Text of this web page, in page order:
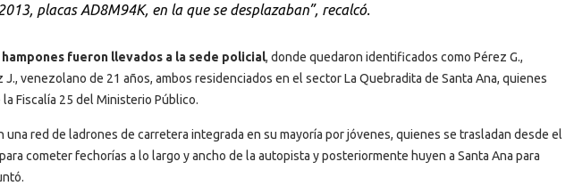
placas AD8M94K, en la que se desplazaban”, recalcó.
hampones fueron llevados a la sede policial, donde quedaron identificados como Pérez G.,
venezolano de 21 años, ambos residenciados en el sector La Quebradita de Santa Ana, quienes
Fiscalía 25 del Ministerio Público.
una red de ladrones de carretera integrada en su mayoría por jóvenes, quienes se trasladan desde el
cometer fechorías a lo largo y ancho de la autopista y posteriormente huyen a Santa Ana para